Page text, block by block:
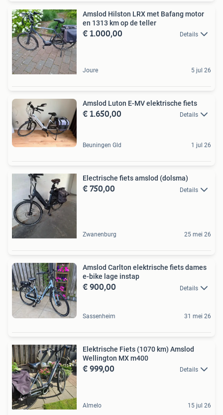
Amslod Hilston LRX met Bafang motor
en 1313 km op de teller
€ 1.000,00 Details
Joure 5 jul 26
Amslod Luton E-MV elektrische fiets
€ 1.650,00 Details
Beuningen Gld 1 jul 26
Electrische fiets amslod (dolsma)
€ 750,00 Details
Zwanenburg 25 mei 26
Amslod Carlton elektrische fiets dames
e-bike lage instap
€ 900,00 Details
Sassenheim 31 mei 26
Elektrische Fiets (1070 km) Amslod
Wellington MX m400
€ 999,00 Details
Almelo 15 jul 26